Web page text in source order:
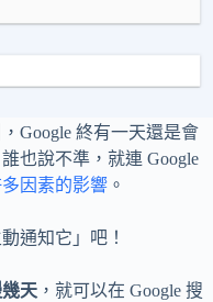
Google 終有一天還是會
也說不準，就連 Google
因素的影響 。
通知它」吧！
天 ，就可以在 Google 搜